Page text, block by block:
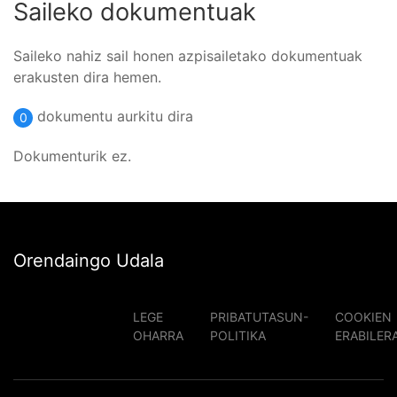
Saileko dokumentuak
Saileko nahiz sail honen azpisailetako dokumentuak
erakusten dira hemen.
0 dokumentu aurkitu dira
Dokumenturik ez.
Orendaingo Udala
LEGE
OHARRA
PRIBATUTASUN-
POLITIKA
COOKIEN